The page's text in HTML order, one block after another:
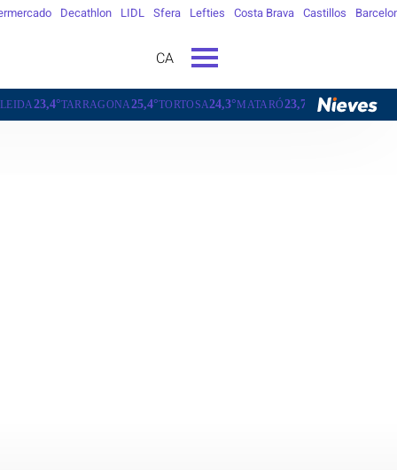
Decathlon LIDL Sfera Lefties Costa Brava Castillos
CA
25,4°TORTOSA24,3°MATARÓ23,7°VIC18,9°VILAFRANCA DEL PENEDÈS